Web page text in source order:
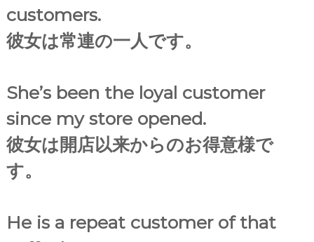
customers.
彼女は常連の一人です。
She’s been the loyal customer
since my store opened.
彼女は開店以来からのお得意様で
す。
He is a repeat customer of that